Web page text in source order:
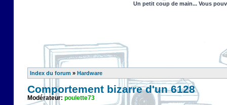
Un petit coup de main... Vous
Index du forum » Hardware
Comportement bizarre d'un 6128
Modérateur: poulette73